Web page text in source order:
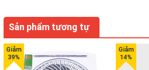
Sản phẩm tương tự